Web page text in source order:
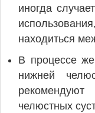
иногда
находиться
В процессе
нижней
челюстных